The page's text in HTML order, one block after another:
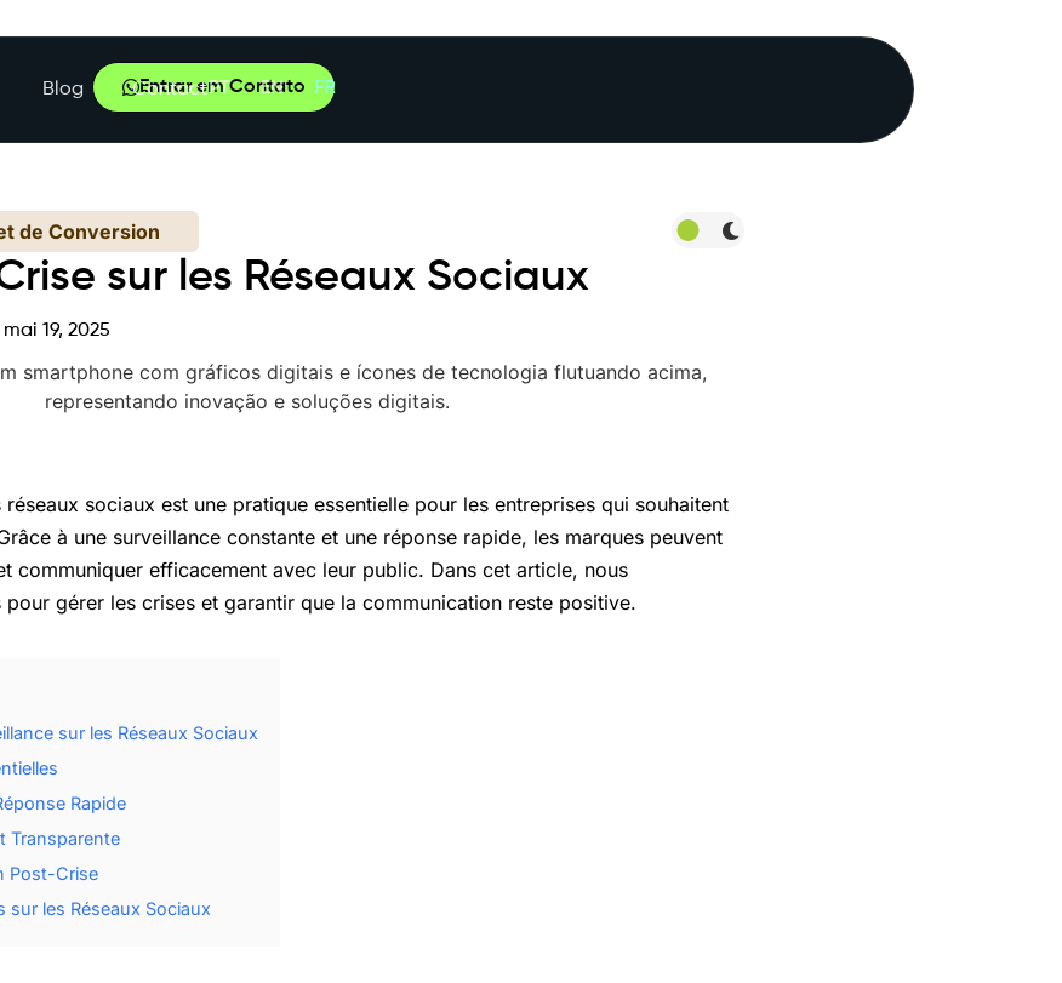
Blog Contact
Entrar em Contato
PT EN FR
de Conversion
sur les Réseaux Sociaux
mai 19, 2025
sociaux est une pratique essentielle pour les entreprises qui souhaitent
à une surveillance constante et une réponse rapide, les marques peuvent
communiquer efficacement avec leur public. Dans cet article, nous
gérer les crises et garantir que la communication reste positive.
sur les Réseaux Sociaux
Rapide
Transparente
Post-Crise
sur les Réseaux Sociaux